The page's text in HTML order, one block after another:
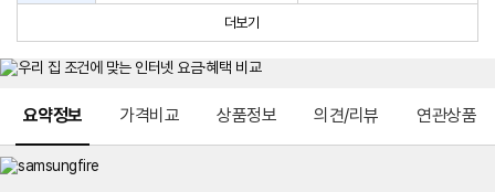
원
선
택
약
정
인
법
더보기
요약정보 가격비교 상품정보 의견/리뷰 연관상품